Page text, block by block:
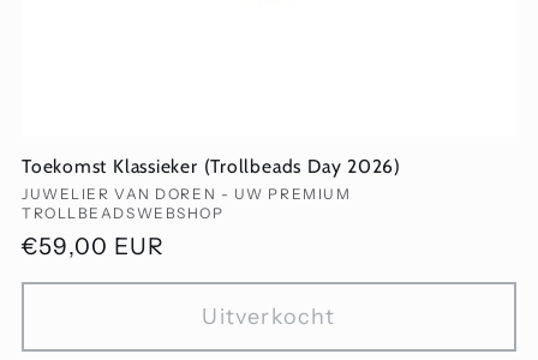
Toekomst Klassieker (Trollbeads Day 2026)
Verkoper:
JUWELIER VAN DOREN - UW PREMIUM
TROLLBEADSWEBSHOP
Normale
prijs
€59,00 EUR
Uitverkocht